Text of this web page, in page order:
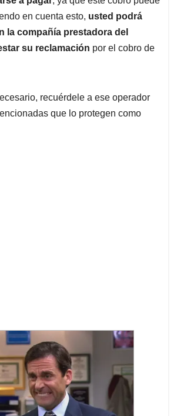
en cuenta esto, usted podrá
la compañía prestadora del
su reclamación por el cobro de
recuérdele a ese operador
que lo protegen como